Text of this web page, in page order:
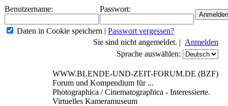
Benutzername: Passwort:
Daten in Cookie speichern | Passwort vergessen?
Sie sind nicht angemeldet. | Anmelden
Sprache auswählen:
WWW.BLENDE-UND-ZEIT-FORUM.DE (BZF)
Forum und Kompendium für ...
Photographica / Cinematographica - Interessierte.
Virtuelles Kameramuseum